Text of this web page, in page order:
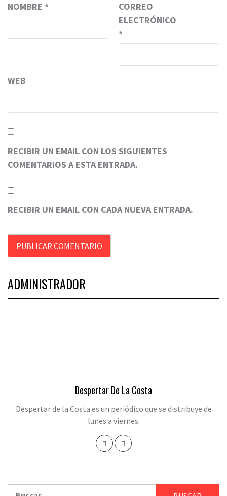
NOMBRE *
CORREO
ELECTRÓNICO
*
WEB
RECIBIR UN EMAIL CON LOS SIGUIENTES
COMENTARIOS A ESTA ENTRADA.
RECIBIR UN EMAIL CON CADA NUEVA ENTRADA.
ADMINISTRADOR
Despertar De La Costa
Despertar de la Costa es un periódico que se distribuye de
lunes a viernes.